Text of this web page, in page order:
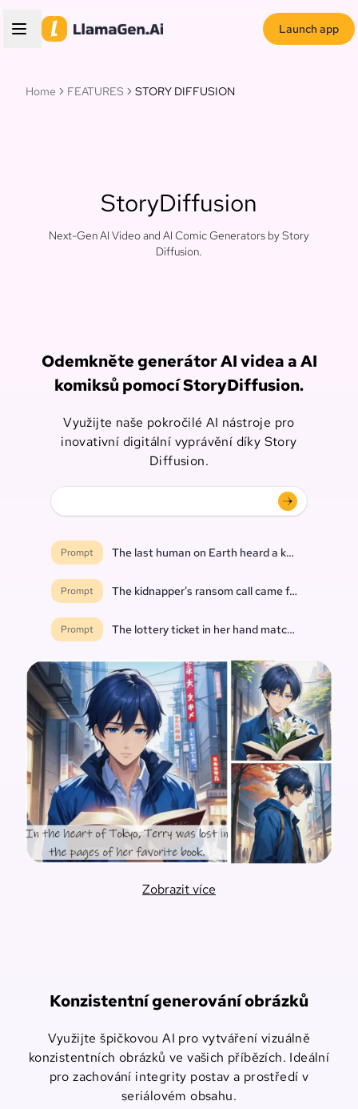
Launch app
Home FEATURES STORY DIFFUSION
StoryDiffusion
Next-Gen AI Video and AI Comic Generators by Story
Diffusion.
Odemkněte generátor AI videa a AI
komiksů pomocí StoryDiffusion.
Využijte naše pokročilé AI nástroje pro
inovativní digitální vyprávění díky Story
Diffusion.
Prompt The last human on Earth heard a knock at the
Prompt The kidnapper's ransom call came from inside
Prompt The lottery ticket in her hand matched every
Zobrazit více
Konzistentní generování obrázků
Využijte špičkovou AI pro vytváření vizuálně
konzistentních obrázků ve vašich příbězích. Ideální
pro zachování integrity postav a prostředí v
seriálovém obsahu.